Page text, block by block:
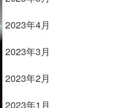
2023年4月
2023年3月
2023年2月
2023年1月